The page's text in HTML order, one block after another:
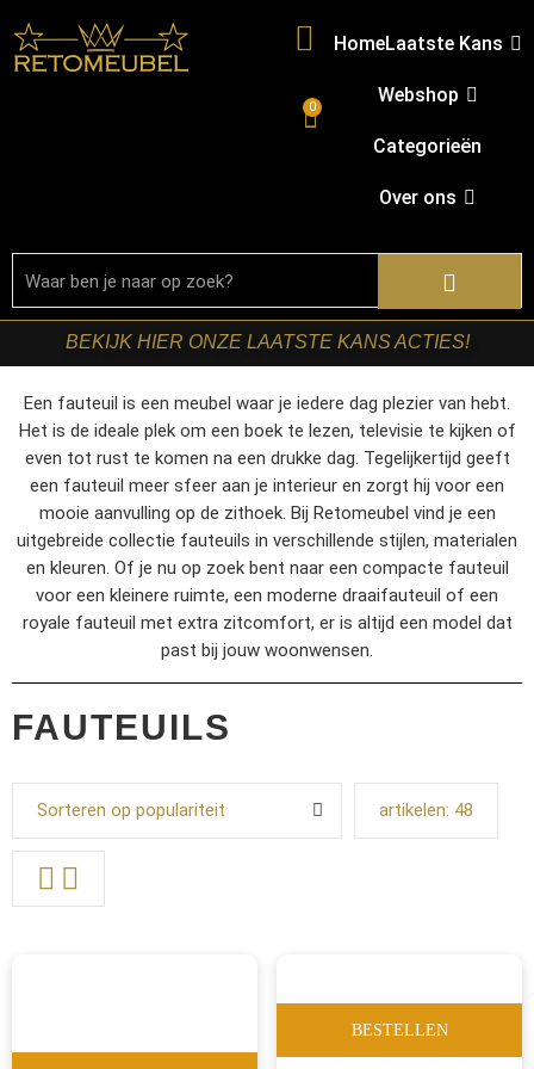
0
HomeLaatste Kans
Webshop
Categorieën
Over ons
BEKIJK HIER ONZE LAATSTE KANS ACTIES!
Een fauteuil is een meubel waar je iedere dag plezier van hebt.
Het is de ideale plek om een boek te lezen, televisie te kijken of
even tot rust te komen na een drukke dag. Tegelijkertijd geeft
een fauteuil meer sfeer aan je interieur en zorgt hij voor een
mooie aanvulling op de zithoek. Bij Retomeubel vind je een
uitgebreide collectie fauteuils in verschillende stijlen, materialen
en kleuren. Of je nu op zoek bent naar een compacte fauteuil
voor een kleinere ruimte, een moderne draaifauteuil of een
royale fauteuil met extra zitcomfort, er is altijd een model dat
past bij jouw woonwensen.
FAUTEUILS
Sorteren op populariteit artikelen: 48
BESTELLEN